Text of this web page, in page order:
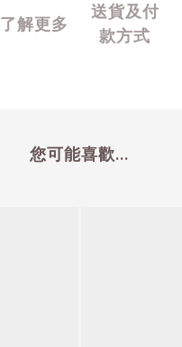
了解更多
送貨及付
款方式
您可能喜歡...